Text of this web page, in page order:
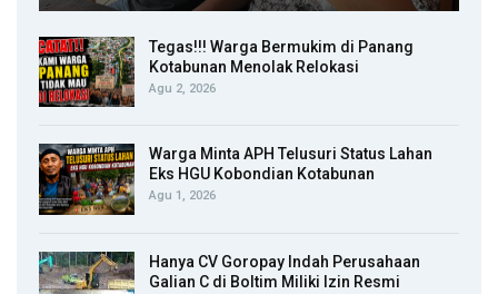
Tegas!!! Warga Bermukim di Panang
Kotabunan Menolak Relokasi
Agu 2, 2026
Warga Minta APH Telusuri Status Lahan
Eks HGU Kobondian Kotabunan
Agu 1, 2026
Hanya CV Goropay Indah Perusahaan
Galian C di Boltim Miliki Izin Resmi